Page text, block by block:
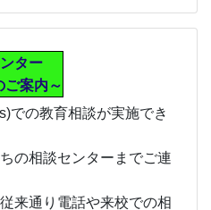
ター
ご案内～
での教育相談が実施でき
の相談センターまでご連
来通り電話や来校での相